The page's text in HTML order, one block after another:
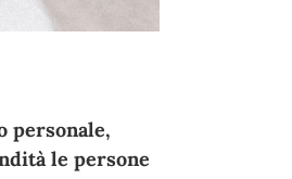
personale,
le persone